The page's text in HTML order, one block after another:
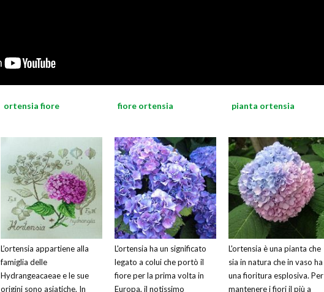
ortensia fiore
L’ortensia appartiene alla
famiglia delle
Hydrangeacaeae e le sue
origini sono asiatiche. In
fiore ortensia
L'ortensia ha un significato
legato a colui che portò il
fiore per la prima volta in
Europa, il notissimo
pianta ortensia
L'ortensia è una pianta che
sia in natura che in vaso ha
una fioritura esplosiva. Per
mantenere i fiori il più a